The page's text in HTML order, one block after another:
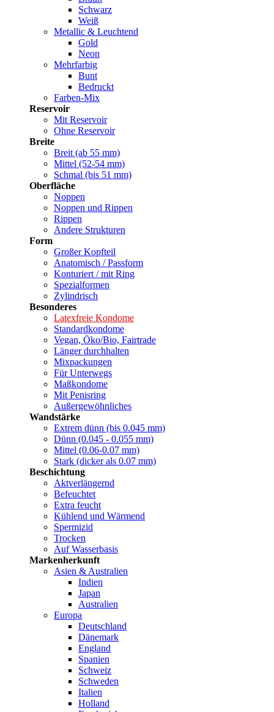
Schwarz
Weiß
Metallic & Leuchtend
Gold
Neon
Mehrfarbig
Bunt
Bedruckt
Farben-Mix
Reservoir
Mit Reservoir
Ohne Reservoir
Breite
Breit (ab 55 mm)
Mittel (52-54 mm)
Schmal (bis 51 mm)
Oberfläche
Noppen
Noppen und Rippen
Rippen
Andere Strukturen
Form
Großer Kopfteil
Anatomisch / Passform
Konturiert / mit Ring
Spezialformen
Zylindrisch
Besonderes
Latexfreie Kondome
Standardkondome
Vegan, Öko/Bio, Fairtrade
Länger durchhalten
Mixpackungen
Für Unterwegs
Maßkondome
Mit Penisring
Außergewöhnliches
Wandstärke
Extrem dünn (bis 0.045 mm)
Dünn (0.045 - 0.055 mm)
Mittel (0.06-0.07 mm)
Stark (dicker als 0.07 mm)
Beschichtung
Aktverlängernd
Befeuchtet
Extra feucht
Kühlend und Wärmend
Spermizid
Trocken
Auf Wasserbasis
Markenherkunft
Asien & Australien
Indien
Japan
Australien
Europa
Deutschland
Dänemark
England
Spanien
Schweiz
Schweden
Italien
Holland